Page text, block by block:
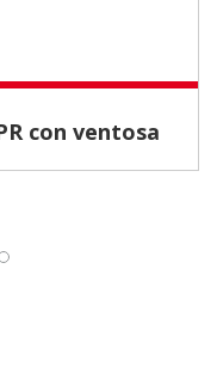
con ventosa